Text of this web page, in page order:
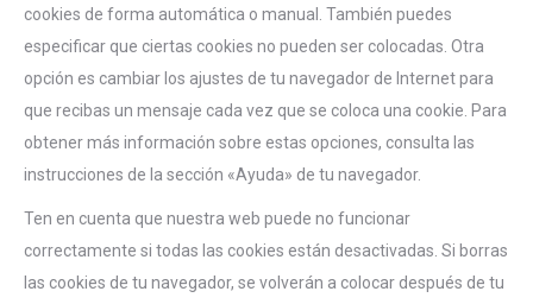
cookies de forma automática o manual. También puedes
especificar que ciertas cookies no pueden ser colocadas. Otra
opción es cambiar los ajustes de tu navegador de Internet para
que recibas un mensaje cada vez que se coloca una cookie. Para
obtener más información sobre estas opciones, consulta las
instrucciones de la sección «Ayuda» de tu navegador.
Ten en cuenta que nuestra web puede no funcionar
correctamente si todas las cookies están desactivadas. Si borras
las cookies de tu navegador, se volverán a colocar después de tu